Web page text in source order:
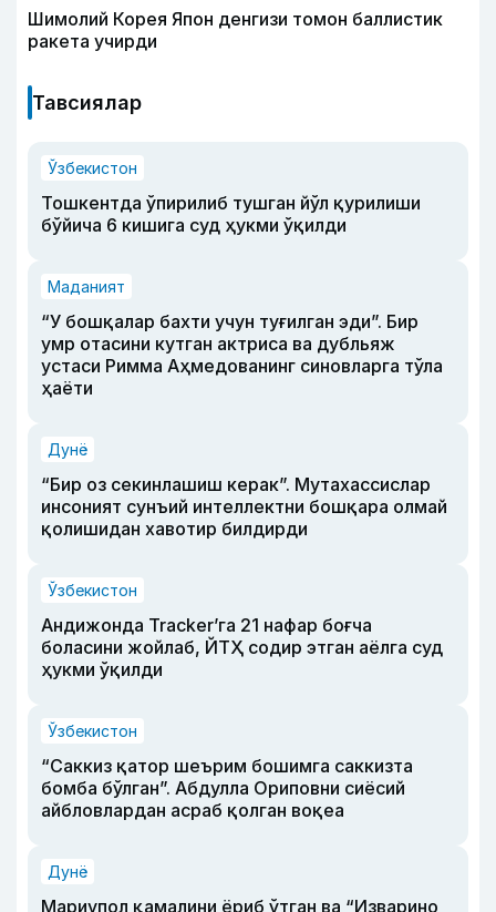
Шимолий Корея Япон денгизи томон баллистик
ракета учирди
Тавсиялар
Ўзбекистон
Тошкентда ўпирилиб тушган йўл қурилиши
бўйича 6 кишига суд ҳукми ўқилди
Маданият
“У бошқалар бахти учун туғилган эди”. Бир
умр отасини кутган актриса ва дубльяж
устаси Римма Аҳмедованинг синовларга тўла
ҳаёти
Дунё
“Бир оз секинлашиш керак”. Мутахассислар
инсоният сунъий интеллектни бошқара олмай
қолишидан хавотир билдирди
Ўзбекистон
Андижонда Tracker’га 21 нафар боғча
боласини жойлаб, ЙТҲ содир этган аёлга суд
ҳукми ўқилди
Ўзбекистон
“Саккиз қатор шеърим бошимга саккизта
бомба бўлган”. Абдулла Ориповни сиёсий
айбловлардан асраб қолган воқеа
Дунё
Мариупол қамалини ёриб ўтган ва “Изварино